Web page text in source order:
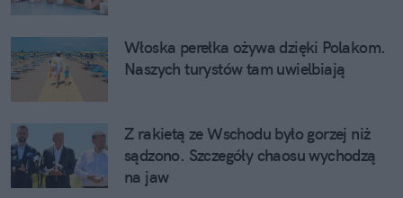
Włoska perełka ożywa dzięki Polakom.
Naszych turystów tam uwielbiają
Z rakietą ze Wschodu było gorzej niż
sądzono. Szczegóły chaosu wychodzą
na jaw